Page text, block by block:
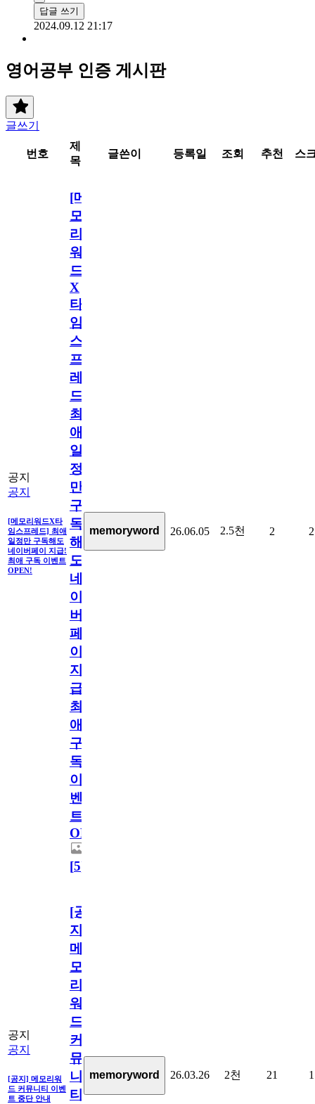
답글 쓰기
2024.09.12 21:17
영어공부 인증 게시판
글쓰기
번호
제
목
글쓴이 등록일 조회 추천 스
공지
공지
[메모리워드X타
임스프레드] 최애
일정만 구독해도
네이버페이 지급!
최애 구독 이벤트
OPEN!
[메
모
리
워
드
X
타
임
스
프
레
드]
최
애
일
정
만
구
독
해
도
네
이
버
페
이
지
급!
최
애
구
독
이
벤
트
OPEN!
[5]
memoryword 26.06.05 2.5천 2 2
공지
공지
[공지] 메모리워
드 커뮤니티 이벤
트 중단 안내
[공
지]
메
모
리
워
드
커
뮤
니
티
memoryword 26.03.26 2천 21 1